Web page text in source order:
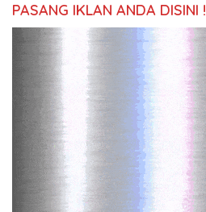
PASANG IKLAN ANDA DISINI !